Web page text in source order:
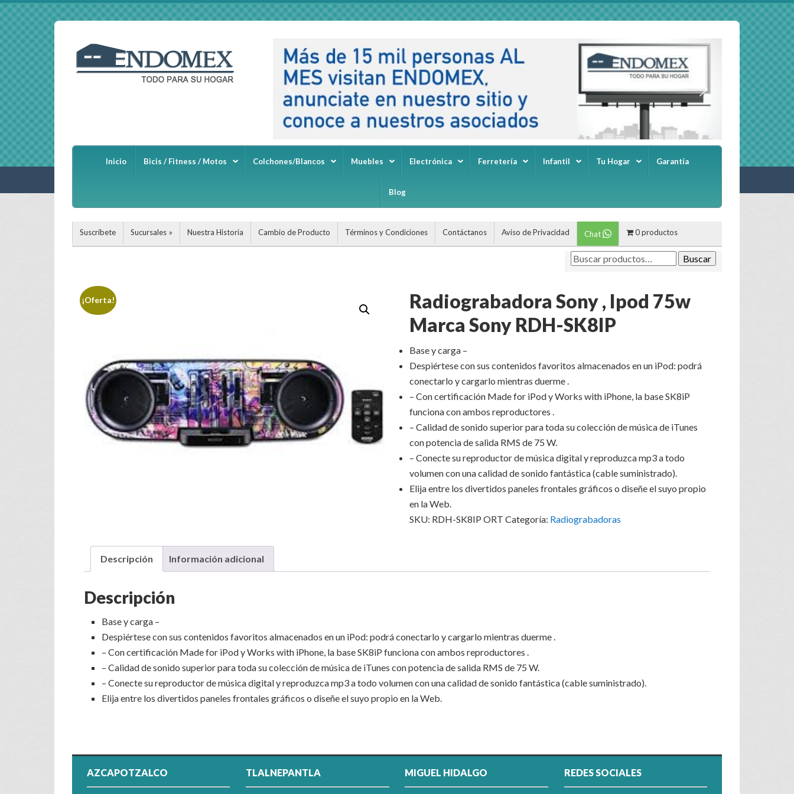
Inicio Bicis / Fitness / Motos Colchones/Blancos Muebles Electrónica Ferretería Infantil Tu Hogar Garantía
Blog
Suscríbete Sucursales Nuestra Historia Cambio de Producto Términos y Condiciones Contáctanos Aviso de Privacidad Chat 0 productos
Buscar
¡Oferta!
Radiograbadora Sony , Ipod 75w
Marca Sony RDH-SK8IP
Base y carga –
Despiértese con sus contenidos favoritos almacenados en un iPod: podrá
conectarlo y cargarlo mientras duerme .
– Con certificación Made for iPod y Works with iPhone, la base SK8iP
funciona con ambos reproductores .
– Calidad de sonido superior para toda su colección de música de iTunes
con potencia de salida RMS de 75 W.
– Conecte su reproductor de música digital y reproduzca mp3 a todo
volumen con una calidad de sonido fantástica (cable suministrado).
Elija entre los divertidos paneles frontales gráficos o diseñe el suyo propio
en la Web.
SKU: RDH-SK8IP ORT Categoría: Radiograbadoras
Descripción Información adicional
Descripción
Base y carga –
Despiértese con sus contenidos favoritos almacenados en un iPod: podrá conectarlo y cargarlo mientras duerme .
– Con certificación Made for iPod y Works with iPhone, la base SK8iP funciona con ambos reproductores .
– Calidad de sonido superior para toda su colección de música de iTunes con potencia de salida RMS de 75 W.
– Conecte su reproductor de música digital y reproduzca mp3 a todo volumen con una calidad de sonido fantástica (cable suministrado).
Elija entre los divertidos paneles frontales gráficos o diseñe el suyo propio en la Web.
AZCAPOTZALCO TLALNEPANTLA MIGUEL HIDALGO REDES SOCIALES